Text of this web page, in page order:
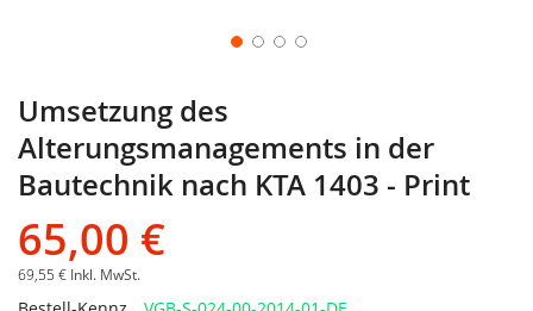
Umsetzung des
Alterungsmanagements in der
Bautechnik nach KTA 1403 - Print
65,00 €
69,55 € Inkl. MwSt.